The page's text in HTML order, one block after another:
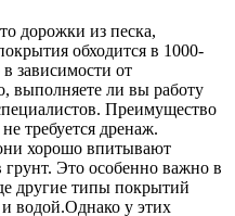
дорожки из песка,
обходится в 1000-
зависимости от
выполняете ли вы работу
Преимущество
требуется дренаж.
хорошо впитывают
Это особенно важно в
другие типы покрытий
и водой.Однако у этих